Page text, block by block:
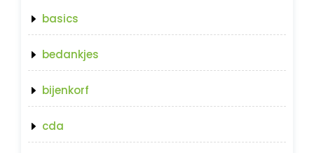
basics
bedankjes
bijenkorf
cda